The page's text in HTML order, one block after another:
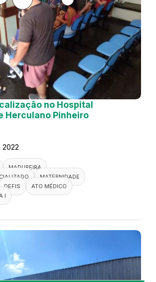
no Hospital
Herculano Pinheiro
MADUREIRA
MATERNIDADE
DEFIS
ATO MÉDICO
I